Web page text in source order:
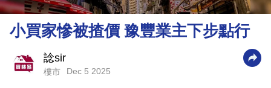
理
財
業
小買家慘被揸價 豫豐業主下步點行
諗sir
樓市 Dec 5 2025